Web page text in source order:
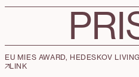
EU MIES AWARD, HEDESKOV
LINK